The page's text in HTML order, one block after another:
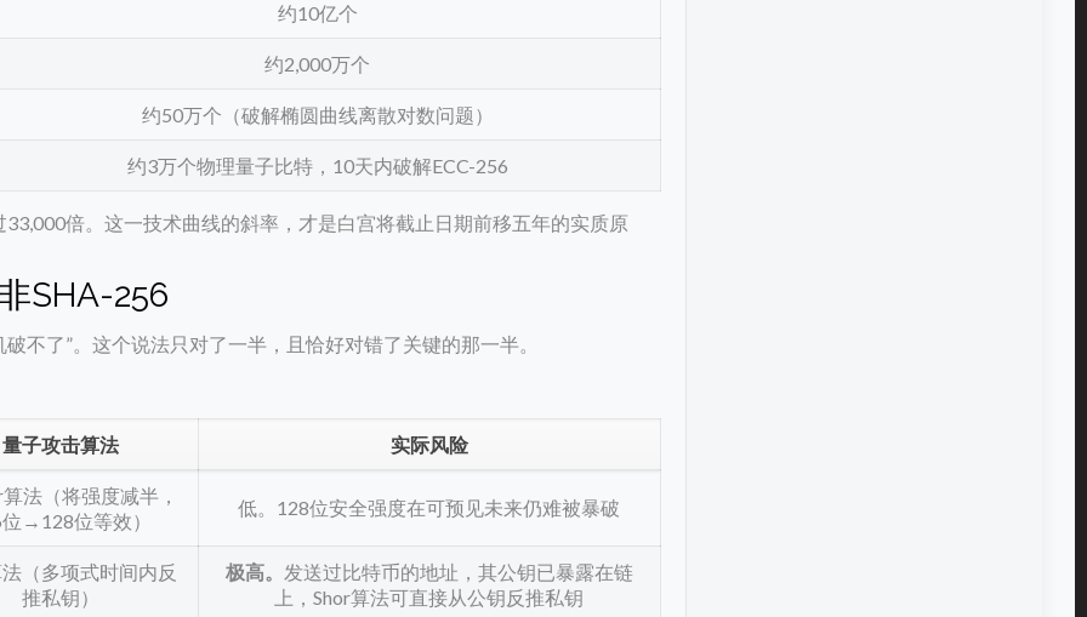
约10亿个
约2,000万个
约50万个（破解椭圆曲线离散对数问题）
约3万个物理量子比特，10天内破解ECC-256
倍。这一技术曲线的斜率，才是白宫将截止日期前移五年的实质原
SHA-256
不了”。这个说法只对了一半，且恰好对错了关键的那一半。
量子攻击算法 实际风险
法（将强度减半，
→128位等效）
低。128位安全强度在可预见未来仍难被暴破
（多项式时间内反
推私钥）
极高。 发送过比特币的地址，其公钥已暴露在链
上，Shor算法可直接从公钥反推私钥